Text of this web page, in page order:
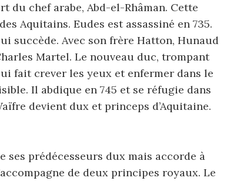
du chef arabe, Abd-el-Rhâman. Cette
Aquitains. Eudes est assassiné en 735.
succède. Avec son frère Hatton, Hunaud
Martel. Le nouveau duc, trompant
fait crever les yeux et enfermer dans le
Il abdique en 745 et se réfugie dans
devient dux et princeps d’Aquitaine.
prédécesseurs dux mais accorde à
de deux principes royaux. Le